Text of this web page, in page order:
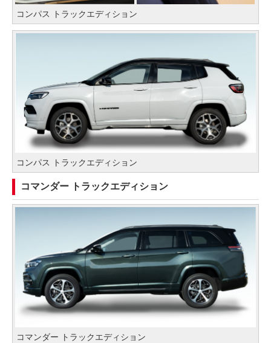
コンパス トラックエディション
コンパス トラックエディション
コマンダー トラックエディション
コマンダー トラックエディション